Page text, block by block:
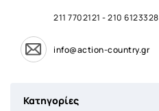
211 7702121 -210 6123328
info@action-country.gr
Κατηγορίες